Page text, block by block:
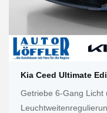
Kia Ceed Ultimate
Getriebe 6-Gang Licht